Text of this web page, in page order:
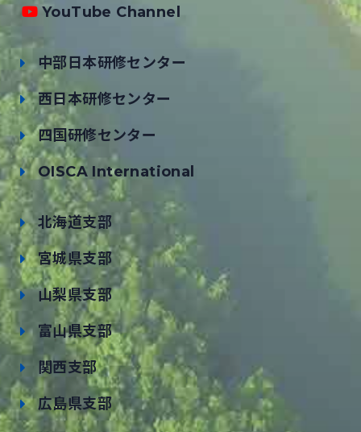
YouTube Channel
中部日本研修センター
西日本研修センター
四国研修センター
OISCA International
北海道支部
宮城県支部
山梨県支部
富山県支部
関西支部
広島県支部